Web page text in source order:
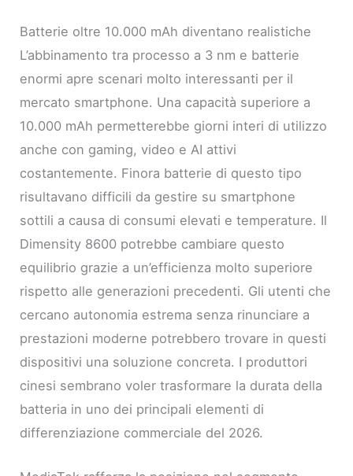
Batterie oltre 10.000 mAh diventano realistiche
L’abbinamento tra processo a 3 nm e batterie
enormi apre scenari molto interessanti per il
mercato smartphone. Una capacità superiore a
10.000 mAh permetterebbe giorni interi di utilizzo
anche con gaming, video e AI attivi
costantemente. Finora batterie di questo tipo
risultavano difficili da gestire su smartphone
sottili a causa di consumi elevati e temperature. Il
Dimensity 8600 potrebbe cambiare questo
equilibrio grazie a un’efficienza molto superiore
rispetto alle generazioni precedenti. Gli utenti che
cercano autonomia estrema senza rinunciare a
prestazioni moderne potrebbero trovare in questi
dispositivi una soluzione concreta. I produttori
cinesi sembrano voler trasformare la durata della
batteria in uno dei principali elementi di
differenziazione commerciale del 2026.